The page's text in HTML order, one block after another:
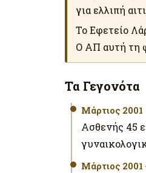
για ελλιπή
Το Εφετείο
Ο ΑΠ αυτή τη
Τα Γεγονότα
Μάρτιος 2001
Ασθενής 45
Μάρτιος 2001